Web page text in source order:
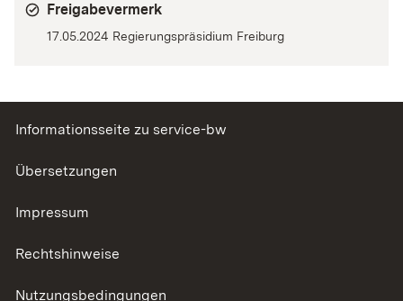
Freigabevermerk
17.05.2024 Regierungspräsidium Freiburg
Informationsseite zu service-bw
Übersetzungen
Impressum
Rechtshinweise
Nutzungsbedingungen